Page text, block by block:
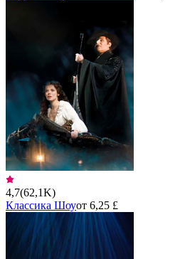
4,7(62,1K)
Классика Шоуот 6,25 £